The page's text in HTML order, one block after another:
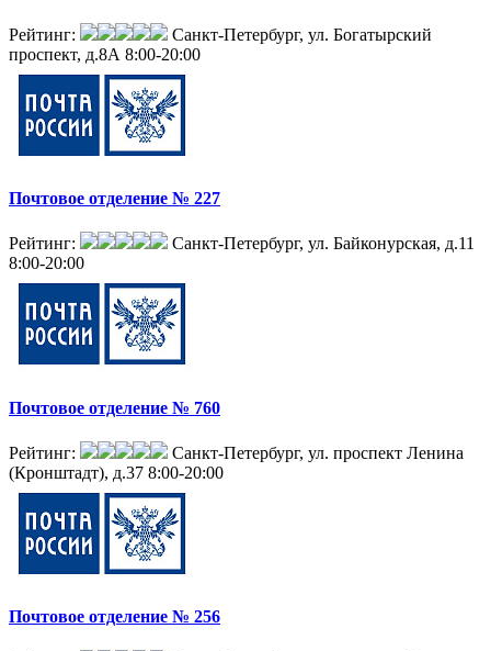
Рейтинг:
Санкт-Петербург, ул. Богатырский
проспект, д.8А 8:00-20:00
Почтовое отделение № 227
Рейтинг:
Санкт-Петербург, ул. Байконурская, д.11
8:00-20:00
Почтовое отделение № 760
Рейтинг:
Санкт-Петербург, ул. проспект Ленина
(Кронштадт), д.37 8:00-20:00
Почтовое отделение № 256